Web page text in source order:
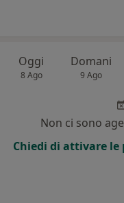
Oggi
8 Ago
Domani
9 Ago
Non ci sono
Chiedi di attivare